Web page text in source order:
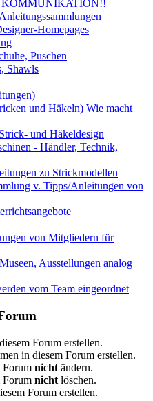
Homepages
Puschen
Shawls
und Häkeln) Wie macht
und Häkeldesign
- Händler, Technik,
zu Strickmodellen
v. Tipps/Anleitungen von
von Mitgliedern für
Ausstellungen analog
vom Team eingeordnet
Forum erstellen.
in diesem Forum erstellen.
Forum nicht ändern.
Forum nicht löschen.
Forum erstellen.